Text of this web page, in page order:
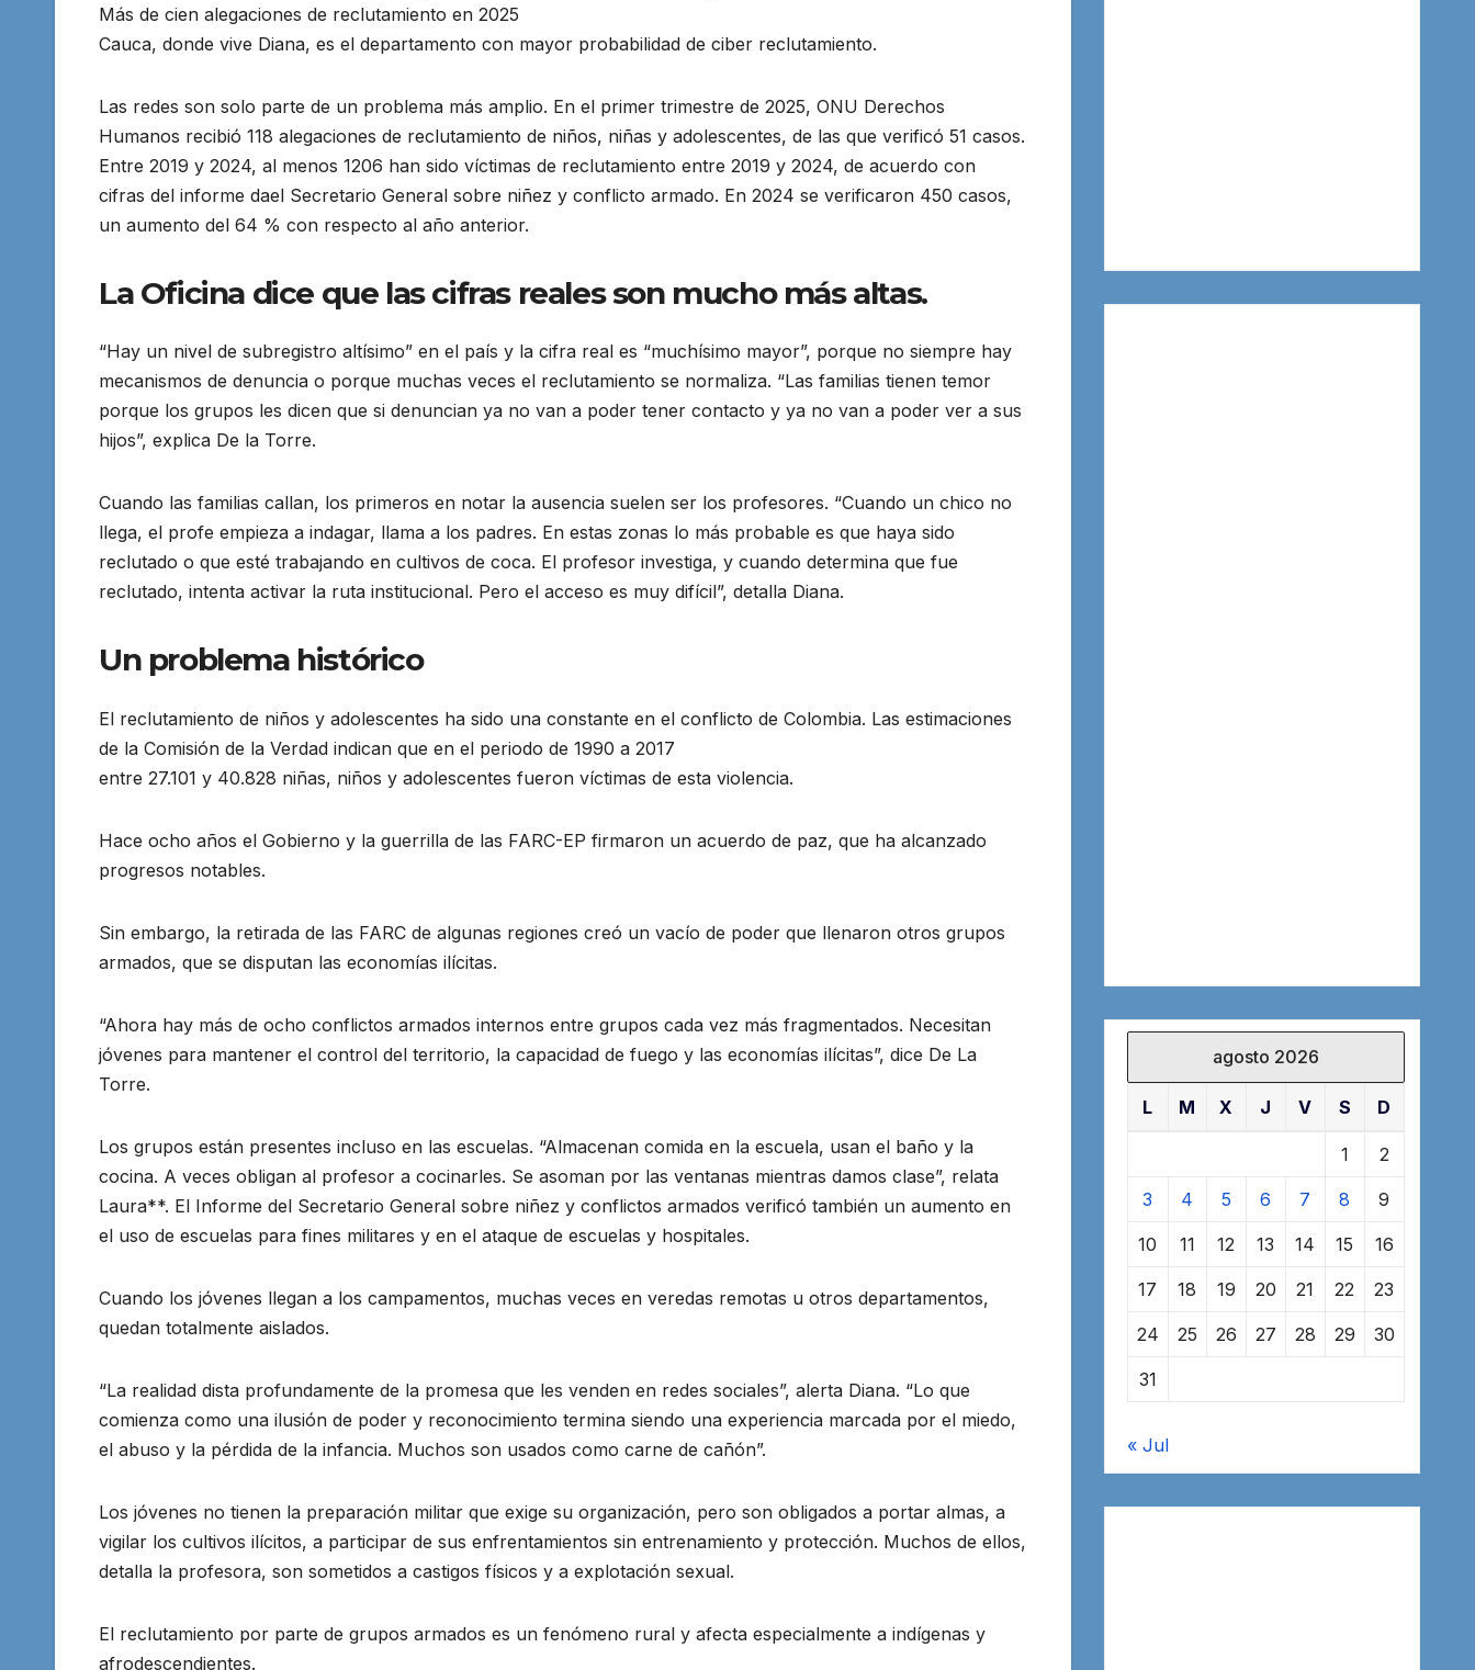
Más de cien alegaciones de reclutamiento en 2025
Cauca, donde vive Diana, es el departamento con mayor probabilidad de ciber reclutamiento.
Las redes son solo parte de un problema más amplio. En el primer trimestre de 2025, ONU Derechos
Humanos recibió 118 alegaciones de reclutamiento de niños, niñas y adolescentes, de las que verificó 51 casos.
Entre 2019 y 2024, al menos 1206 han sido víctimas de reclutamiento entre 2019 y 2024, de acuerdo con
cifras del informe dael Secretario General sobre niñez y conflicto armado. En 2024 se verificaron 450 casos,
un aumento del 64 % con respecto al año anterior.
La Oficina dice que las cifras reales son mucho más altas.
“Hay un nivel de subregistro altísimo” en el país y la cifra real es “muchísimo mayor”, porque no siempre hay
mecanismos de denuncia o porque muchas veces el reclutamiento se normaliza. “Las familias tienen temor
porque los grupos les dicen que si denuncian ya no van a poder tener contacto y ya no van a poder ver a sus
hijos”, explica De la Torre.
Cuando las familias callan, los primeros en notar la ausencia suelen ser los profesores. “Cuando un chico no
llega, el profe empieza a indagar, llama a los padres. En estas zonas lo más probable es que haya sido
reclutado o que esté trabajando en cultivos de coca. El profesor investiga, y cuando determina que fue
reclutado, intenta activar la ruta institucional. Pero el acceso es muy difícil”, detalla Diana.
Un problema histórico
El reclutamiento de niños y adolescentes ha sido una constante en el conflicto de Colombia. Las estimaciones
de la Comisión de la Verdad indican que en el periodo de 1990 a 2017
entre 27.101 y 40.828 niñas, niños y adolescentes fueron víctimas de esta violencia.
Hace ocho años el Gobierno y la guerrilla de las FARC-EP firmaron un acuerdo de paz, que ha alcanzado
progresos notables.
Sin embargo, la retirada de las FARC de algunas regiones creó un vacío de poder que llenaron otros grupos
armados, que se disputan las economías ilícitas.
“Ahora hay más de ocho conflictos armados internos entre grupos cada vez más fragmentados. Necesitan
jóvenes para mantener el control del territorio, la capacidad de fuego y las economías ilícitas”, dice De La
Torre.
Los grupos están presentes incluso en las escuelas. “Almacenan comida en la escuela, usan el baño y la
cocina. A veces obligan al profesor a cocinarles. Se asoman por las ventanas mientras damos clase”, relata
Laura**. El Informe del Secretario General sobre niñez y conflictos armados verificó también un aumento en
el uso de escuelas para fines militares y en el ataque de escuelas y hospitales.
Cuando los jóvenes llegan a los campamentos, muchas veces en veredas remotas u otros departamentos,
quedan totalmente aislados.
“La realidad dista profundamente de la promesa que les venden en redes sociales”, alerta Diana. “Lo que
comienza como una ilusión de poder y reconocimiento termina siendo una experiencia marcada por el miedo,
el abuso y la pérdida de la infancia. Muchos son usados como carne de cañón”.
Los jóvenes no tienen la preparación militar que exige su organización, pero son obligados a portar almas, a
vigilar los cultivos ilícitos, a participar de sus enfrentamientos sin entrenamiento y protección. Muchos de ellos,
detalla la profesora, son sometidos a castigos físicos y a explotación sexual.
El reclutamiento por parte de grupos armados es un fenómeno rural y afecta especialmente a indígenas y
afrodescendientes.
agosto 2026
L M X J V S D
1 2
3 4 5 6 7 8 9
10 11 12 13 14 15 16
17 18 19 20 21 22 23
24 25 26 27 28 29 30
31
« Jul